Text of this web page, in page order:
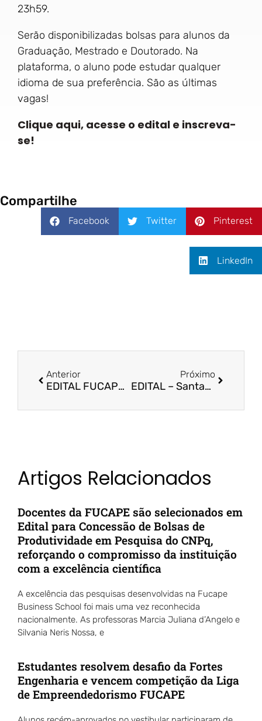
23h59.
Serão disponibilizadas bolsas para alunos da
Graduação, Mestrado e Doutorado. Na
plataforma, o aluno pode estudar qualquer
idioma de sua preferência. São as últimas
vagas!
Clique aqui, acesse o edital e inscreva-
se!
Compartilhe
Facebook Twitter Pinterest
LinkedIn
Anterior
EDITAL FUCAPE Nº 13/2022 – 2ª Chamada – Bolsas de Estudo da Graduação | PIBIC FAPES/CNPq
Próximo
EDITAL – Santander Superamos Juntos 2022
Artigos Relacionados
Docentes da FUCAPE são selecionados em
Edital para Concessão de Bolsas de
Produtividade em Pesquisa do CNPq,
reforçando o compromisso da instituição
com a excelência científica
A excelência das pesquisas desenvolvidas na Fucape
Business School foi mais uma vez reconhecida
nacionalmente. As professoras Marcia Juliana d’Angelo e
Silvania Neris Nossa, e
Estudantes resolvem desafio da Fortes
Engenharia e vencem competição da Liga
de Empreendedorismo FUCAPE